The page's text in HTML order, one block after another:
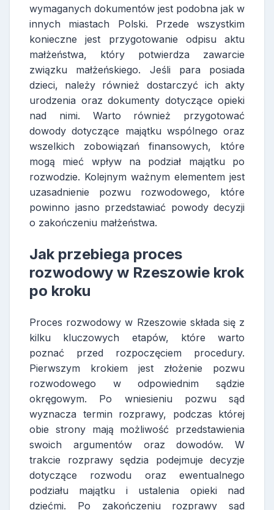
wymaganych dokumentów jest podobna jak w
innych miastach Polski. Przede wszystkim
konieczne jest przygotowanie odpisu aktu
małżeństwa, który potwierdza zawarcie
związku małżeńskiego. Jeśli para posiada
dzieci, należy również dostarczyć ich akty
urodzenia oraz dokumenty dotyczące opieki
nad nimi. Warto również przygotować
dowody dotyczące majątku wspólnego oraz
wszelkich zobowiązań finansowych, które
mogą mieć wpływ na podział majątku po
rozwodzie. Kolejnym ważnym elementem jest
uzasadnienie pozwu rozwodowego, które
powinno jasno przedstawiać powody decyzji
o zakończeniu małżeństwa.
Jak przebiega proces
rozwodowy w Rzeszowie krok
po kroku
Proces rozwodowy w Rzeszowie składa się z
kilku kluczowych etapów, które warto
poznać przed rozpoczęciem procedury.
Pierwszym krokiem jest złożenie pozwu
rozwodowego w odpowiednim sądzie
okręgowym. Po wniesieniu pozwu sąd
wyznacza termin rozprawy, podczas której
obie strony mają możliwość przedstawienia
swoich argumentów oraz dowodów. W
trakcie rozprawy sędzia podejmuje decyzje
dotyczące rozwodu oraz ewentualnego
podziału majątku i ustalenia opieki nad
dziećmi. Po zakończeniu rozprawy sąd